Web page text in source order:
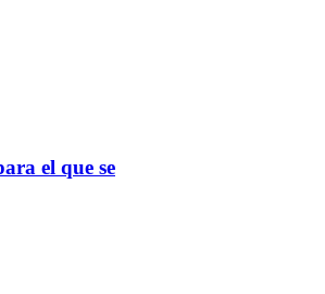
el que se